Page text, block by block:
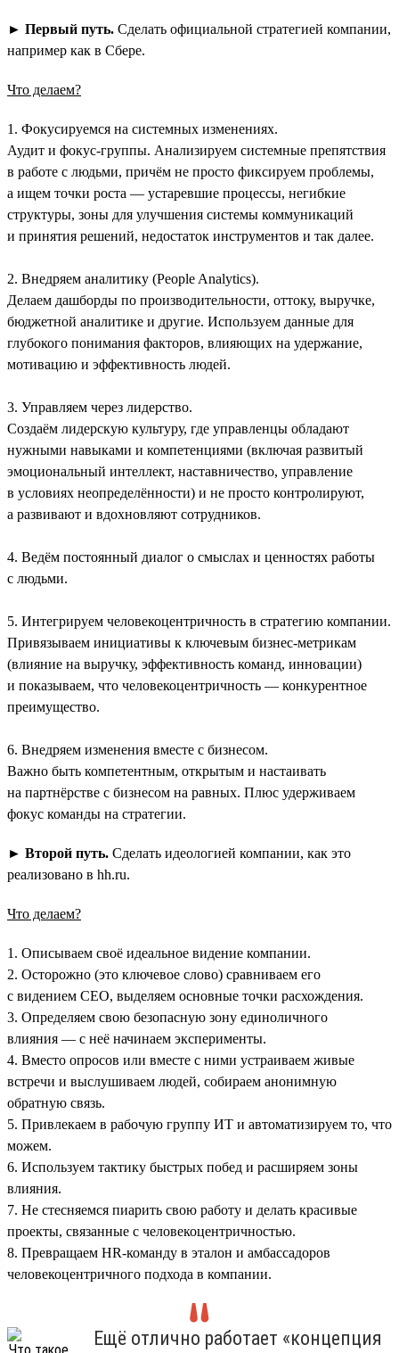
► Первый путь. Сделать официальной стратегией компании,
например как в Сбере.
Что делаем?
1. Фокусируемся на системных изменениях.
Аудит и фокус-группы. Анализируем системные препятствия
в работе с людьми, причём не просто фиксируем проблемы,
а ищем точки роста — устаревшие процессы, негибкие
структуры, зоны для улучшения системы коммуникаций
и принятия решений, недостаток инструментов и так далее.
2. Внедряем аналитику (People Analytics).
Делаем дашборды по производительности, оттоку, выручке,
бюджетной аналитике и другие. Используем данные для
глубокого понимания факторов, влияющих на удержание,
мотивацию и эффективность людей.
3. Управляем через лидерство.
Создаём лидерскую культуру, где управленцы обладают
нужными навыками и компетенциями (включая развитый
эмоциональный интеллект, наставничество, управление
в условиях неопределённости) и не просто контролируют,
а развивают и вдохновляют сотрудников.
4. Ведём постоянный диалог о смыслах и ценностях работы
с людьми.
5. Интегрируем человекоцентричность в стратегию компании.
Привязываем инициативы к ключевым бизнес-метрикам
(влияние на выручку, эффективность команд, инновации)
и показываем, что человекоцентричность — конкурентное
преимущество.
6. Внедряем изменения вместе с бизнесом.
Важно быть компетентным, открытым и настаивать
на партнёрстве с бизнесом на равных. Плюс удерживаем
фокус команды на стратегии.
► Второй путь. Сделать идеологией компании, как это
реализовано в hh.ru.
Что делаем?
1. Описываем своё идеальное видение компании.
2. Осторожно (это ключевое слово) сравниваем его
с видением СЕО, выделяем основные точки расхождения.
3. Определяем свою безопасную зону единоличного
влияния — с неё начинаем эксперименты.
4. Вместо опросов или вместе с ними устраиваем живые
встречи и выслушиваем людей, собираем анонимную
обратную связь.
5. Привлекаем в рабочую группу ИТ и автоматизируем то, что
можем.
6. Используем тактику быстрых побед и расширяем зоны
влияния.
7. Не стесняемся пиарить свою работу и делать красивые
проекты, связанные с человекоцентричностью.
8. Превращаем HR-команду в эталон и амбассадоров
человекоцентричного подхода в компании.
Ещё отлично работает «концепция